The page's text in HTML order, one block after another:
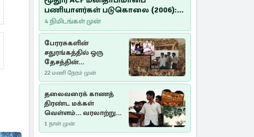
பணியாளர்கள் படுகொலை (2006):
20 ஆண்டுகளாகியும் நீதி
மறுக்கப்பட்ட மனிதாபிமானப்
பேரவலம்
4 நிமிடங்கள் முன்
பேரரசுகளின்
சதுரங்கத்தில் ஒரு
தேசத்தின்
தீர்க்கதரிசனம் :
சுதுமலை பிரகடனம்
ஒரு வரலாற்றுப் பாடம்
22 மணி நேரம் முன்
தலைவரைக் காணத்
திரண்ட மக்கள்
வெள்ளம்... வரலாற்றுச்
சிறப்புமிக்க சுதுமலைப்
பிரகடனம்…
1 நாள் முன்